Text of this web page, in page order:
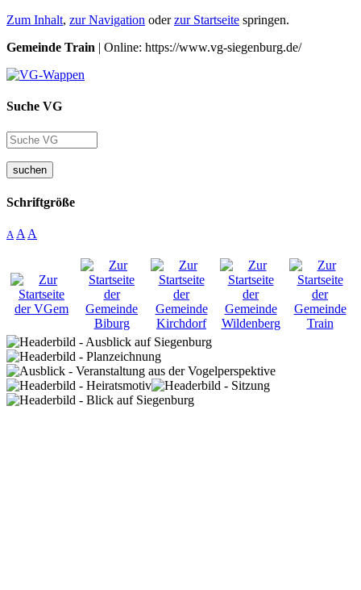
Zum Inhalt, zur Navigation oderzur Startseite springen.
Gemeinde Train | Online: https://www.vg-siegenburg.de/
Suche VG
suchen
Schriftgröße
A A A